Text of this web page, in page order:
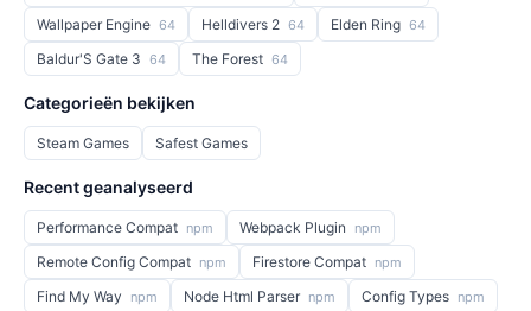
Wallpaper Engine 64 Helldivers 2 64 Elden Ring 64
Baldur'S Gate 3 64 The Forest 64
Categorieën bekijken
Steam Games Safest Games
Recent geanalyseerd
Performance Compat npm Webpack Plugin npm
Remote Config Compat npm Firestore Compat npm
Find My Way npm Node Html Parser npm Config Types npm